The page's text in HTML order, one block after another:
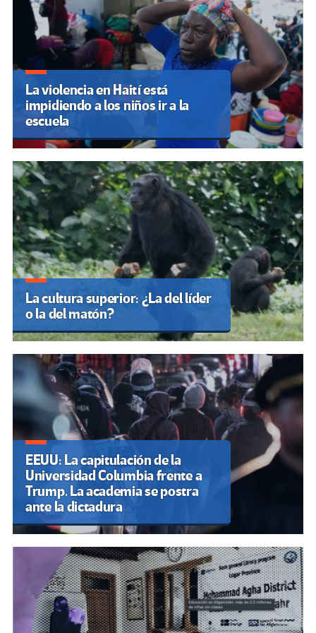
La violencia en Haití está
impidiendo a los niños ir a la
escuela
La cultura superior: ¿La del líder
o la del matón?
EEUU: La capitulación de la
Universidad Columbia frente a
Trump. La academia se postra
ante la dictadura